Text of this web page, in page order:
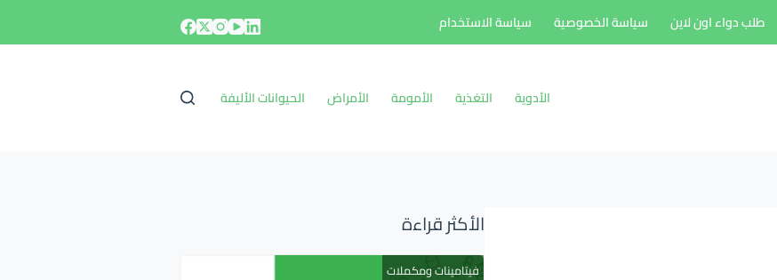
طلب دواء اون لاين سياسة الخصوصية سياسة الاستخدام
الأدوية التغذية الأمومة الأمراض الحيوانات الأليفة
الأكثر قراءة
فيتامينات ومكملات